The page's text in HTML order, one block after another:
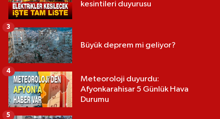
kesintileri duyurusu
Büyük deprem mi geliyor?
3
Meteoroloji duyurdu:
Afyonkarahisar 5 Günlük Hava
Durumu
4
5